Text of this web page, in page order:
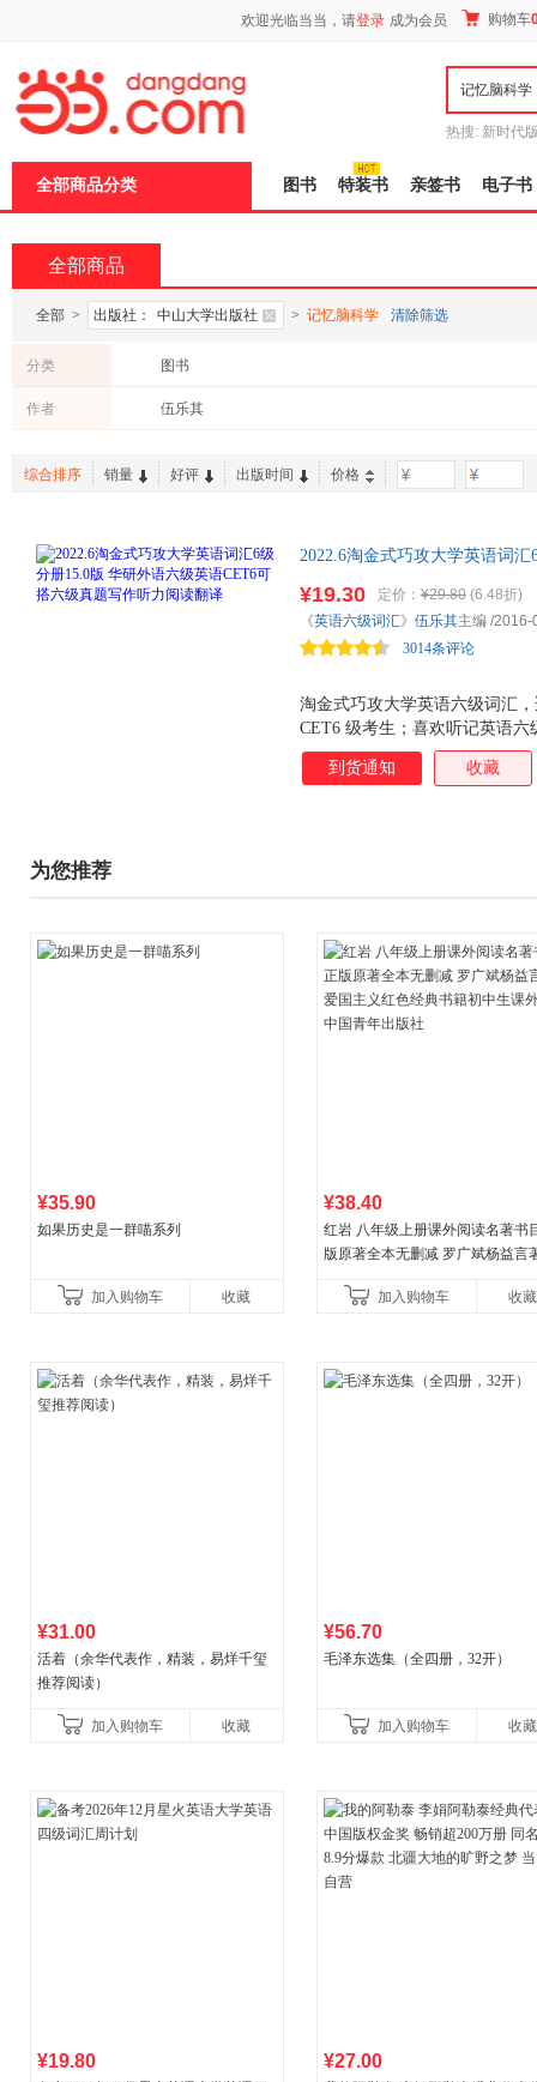
欢迎光临当当，请登录 成为会员 购物车
热搜: 新时代
全部商品分类 图书 特装书 亲签书 电子书
全部商品
全部 > 出版社： 中山大学出版社 > 记忆脑科学 清除筛选
分类 图书
作者 伍乐其
综合排序 销量 好评 出版时间 价格 -
2022.6淘金式巧攻大学英语词
频的英语六级词汇书，MP3光
淘金式巧攻大学英语六级词汇
CET6 级考生；喜欢听记英语
备考时间不够的考生。 推荐理
2. 采用电脑分频的英语六级词
¥19.30 定价： ¥29.80 (6.48折)
3014条评论
《英语六级词汇》 伍乐其主编 /2016-
到货通知 收藏
为您推荐
¥35.90
如果历史是一群喵系列
加入购物车 收藏
¥38.40
红岩 八年级上册课外阅读名著书
版原著全本无删减 罗广斌杨益言
国青年出版社加入购物车 收藏
¥31.00
活着（余华代表作，精装，易烊千玺
推荐阅读）
加入购物车 收藏
¥56.70
毛泽东选集（全四册，32开）
加入购物车 收藏
¥19.80 ¥27.00
页
加